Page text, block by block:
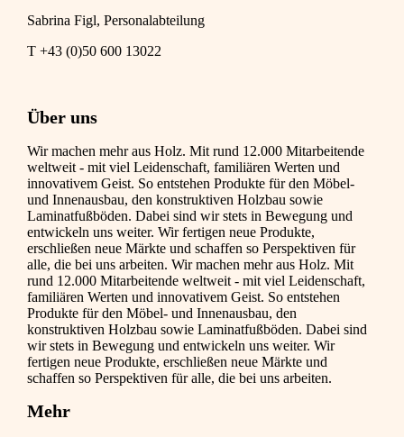
Sabrina Figl, Personalabteilung
T +43 (0)50 600 13022
Über uns
Wir machen mehr aus Holz. Mit rund 12.000 Mitarbeitende
weltweit - mit viel Leidenschaft, familiären Werten und
innovativem Geist. So entstehen Produkte für den Möbel-
und Innenausbau, den konstruktiven Holzbau sowie
Laminatfußböden. Dabei sind wir stets in Bewegung und
entwickeln uns weiter. Wir fertigen neue Produkte,
erschließen neue Märkte und schaffen so Perspektiven für
alle, die bei uns arbeiten. Wir machen mehr aus Holz. Mit
rund 12.000 Mitarbeitende weltweit - mit viel Leidenschaft,
familiären Werten und innovativem Geist. So entstehen
Produkte für den Möbel- und Innenausbau, den
konstruktiven Holzbau sowie Laminatfußböden. Dabei sind
wir stets in Bewegung und entwickeln uns weiter. Wir
fertigen neue Produkte, erschließen neue Märkte und
schaffen so Perspektiven für alle, die bei uns arbeiten.
Mehr